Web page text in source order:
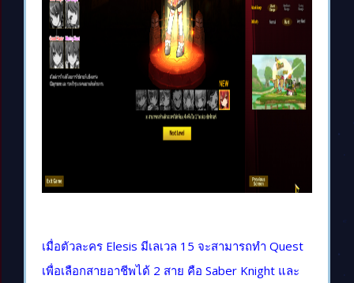
เมื่อตัวละคร Elesis มีเลเวล 15 จะสามารถทำ Quest
เพื่อเลือกสายอาชีพได้ 2 สาย คือ Saber Knight และ